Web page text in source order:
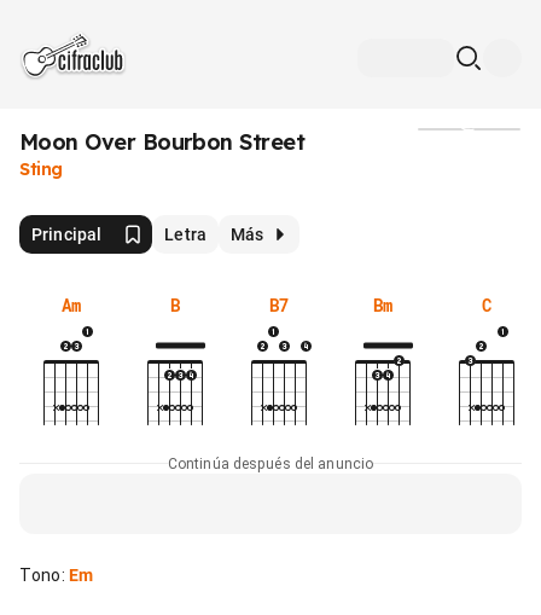
Moon Over Bourbon Street
Sting
Principal Letra Más
Am B B7 Bm C
Continúa después del anuncio
Tono: Em